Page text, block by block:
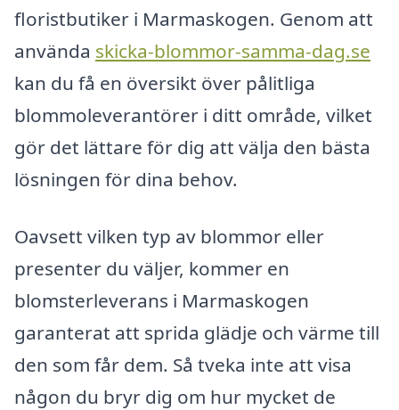
floristbutiker i Marmaskogen. Genom att
använda skicka-blommor-samma-dag.se
kan du få en översikt över pålitliga
blommoleverantörer i ditt område, vilket
gör det lättare för dig att välja den bästa
lösningen för dina behov.
Oavsett vilken typ av blommor eller
presenter du väljer, kommer en
blomsterleverans i Marmaskogen
garanterat att sprida glädje och värme till
den som får dem. Så tveka inte att visa
någon du bryr dig om hur mycket de